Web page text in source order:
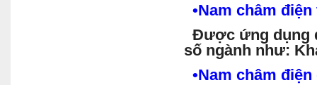
•Nam châm điện
Được ứng dụng
số ngành như:
•Nam châm điện